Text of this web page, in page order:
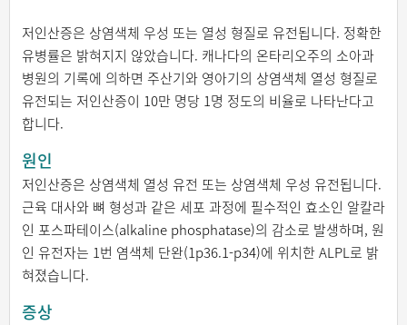
저인산증은 상염색체 우성 또는 열성 형질로 유전됩니다. 정확한
유병률은 밝혀지지 않았습니다. 캐나다의 온타리오주의 소아과
병원의 기록에 의하면 주산기와 영아기의 상염색체 열성 형질로
유전되는 저인산증이 10만 명당 1명 정도의 비율로 나타난다고
합니다.
원인
저인산증은 상염색체 열성 유전 또는 상염색체 우성 유전됩니다.
근육 대사와 뼈 형성과 같은 세포 과정에 필수적인 효소인 알칼라
인 포스파테이스(alkaline phosphatase)의 감소로 발생하며, 원
인 유전자는 1번 염색체 단완(1p36.1-p34)에 위치한 ALPL로 밝
혀졌습니다.
증상